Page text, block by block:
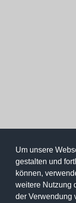
Um unsere
gestalten und
können,
weitere Nutzung
der Verwendung